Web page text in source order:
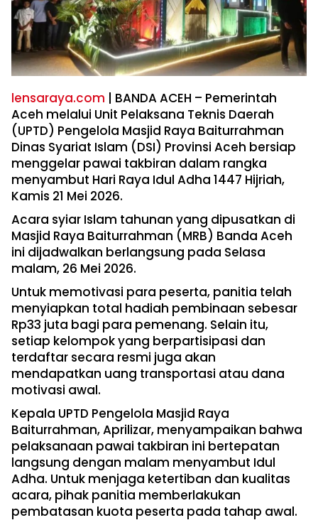
lensaraya.com | BANDA ACEH – Pemerintah
Aceh melalui Unit Pelaksana Teknis Daerah
(UPTD) Pengelola Masjid Raya Baiturrahman
Dinas Syariat Islam (DSI) Provinsi Aceh bersiap
menggelar pawai takbiran dalam rangka
menyambut Hari Raya Idul Adha 1447 Hijriah,
Kamis 21 Mei 2026.
Acara syiar Islam tahunan yang dipusatkan di
Masjid Raya Baiturrahman (MRB) Banda Aceh
ini dijadwalkan berlangsung pada Selasa
malam, 26 Mei 2026.
Untuk memotivasi para peserta, panitia telah
menyiapkan total hadiah pembinaan sebesar
Rp33 juta bagi para pemenang. Selain itu,
setiap kelompok yang berpartisipasi dan
terdaftar secara resmi juga akan
mendapatkan uang transportasi atau dana
motivasi awal.
Kepala UPTD Pengelola Masjid Raya
Baiturrahman, Aprilizar, menyampaikan bahwa
pelaksanaan pawai takbiran ini bertepatan
langsung dengan malam menyambut Idul
Adha. Untuk menjaga ketertiban dan kualitas
acara, pihak panitia memberlakukan
pembatasan kuota peserta pada tahap awal.